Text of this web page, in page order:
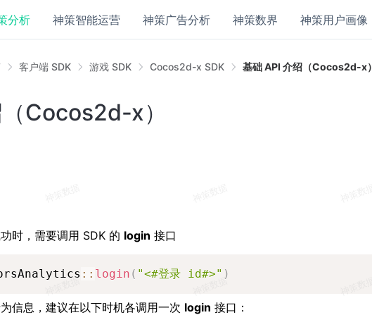
分析 神策智能运营 神策广告分析 神策数界 神策用户画像
客户端 SDK 游戏 SDK Cocos2d-x SDK 基础 API 介绍（Cocos2d-x）
Cocos2d-x）
时，需要调用 SDK 的 login 接口
: : login ( "<#登录 id#>" )
信息，建议在以下时机各调用一次 login 接口：